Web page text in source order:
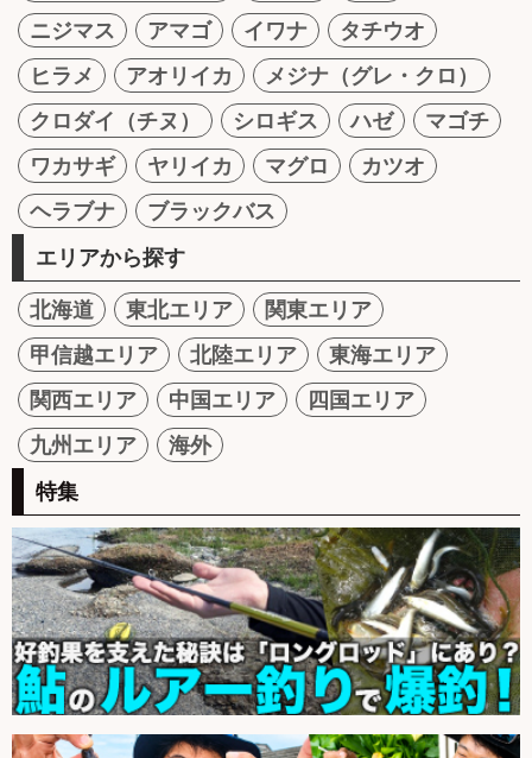
ニジマス
アマゴ イワナ
タチウオ
ヒラメ
アオリイカ
メジナ（グレ・クロ）
クロダイ（チヌ）
シロギス ハゼ
マゴチ
ワカサギ
ヤリイカ マグロ
カツオ
ヘラブナ
ブラックバス
エリアから探す
北海道 東北エリア
関東エリア
甲信越エリア
北陸エリア
東海エリア
関西エリア
中国エリア
四国エリア
九州エリア
海外
特集